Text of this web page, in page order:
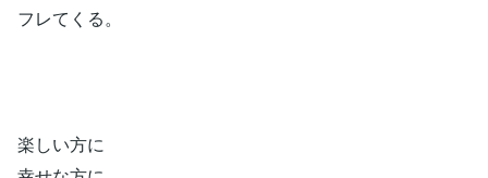
フレてくる。
楽しい方に